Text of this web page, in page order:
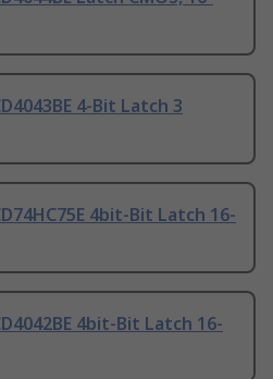
4-Bit Latch 3
4bit-Bit Latch 16-
4bit-Bit Latch 16-